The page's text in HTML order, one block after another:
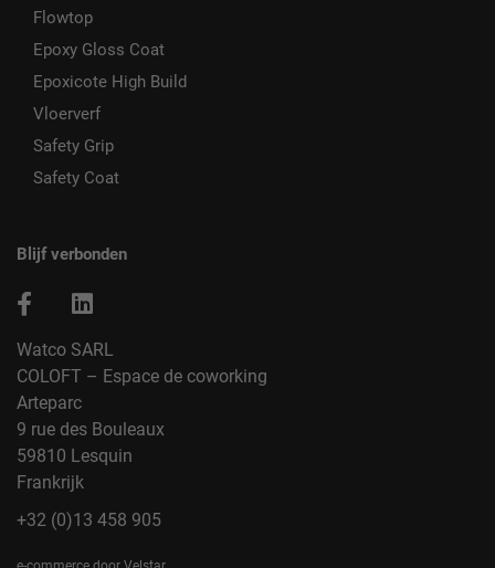
Flowtop
Epoxy Gloss Coat
Epoxicote High Build
Vloerverf
Safety Grip
Safety Coat
Blijf verbonden
Watco SARL
COLOFT – Espace de coworking
Arteparc
9 rue des Bouleaux
59810 Lesquin
Frankrijk
+32 (0)13 458 905